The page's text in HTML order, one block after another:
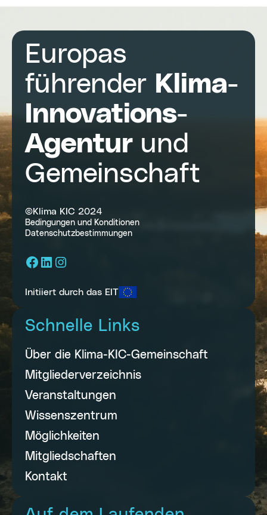
Europas
führender Klima-
Innovations-
Agentur und
Gemeinschaft
©Klima KIC 2024
Bedingungen und Konditionen
Datenschutzbestimmungen
Facebook
LinkedIn
Instagram
Initiiert durch das EIT
Schnelle Links
Über die Klima-KIC-Gemeinschaft
Mitgliederverzeichnis
Veranstaltungen
Wissenszentrum
Möglichkeiten
Mitgliedschaften
Kontakt